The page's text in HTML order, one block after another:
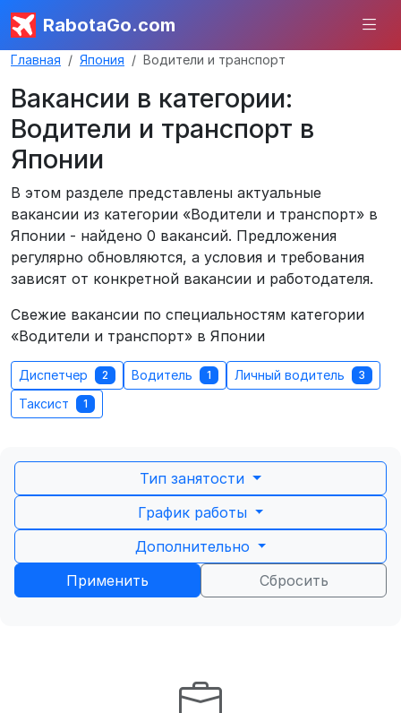
RabotaGo.com
Главная Япония Водители и транспорт
Вакансии в категории:
Водители и транспорт в
Японии
В этом разделе представлены актуальные
вакансии из категории «Водители и транспорт» в
Японии - найдено 0 вакансий. Предложения
регулярно обновляются, а условия и требования
зависят от конкретной вакансии и работодателя.
Свежие вакансии по специальностям категории
«Водители и транспорт» в Японии
Диспетчер 2 Водитель 1 Личный водитель 3
Таксист 1
Тип занятости
График работы
Дополнительно
Применить
Сбросить